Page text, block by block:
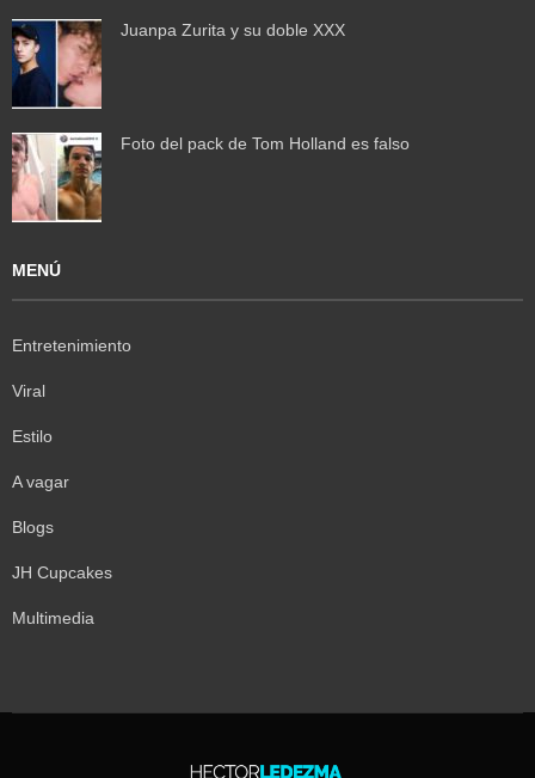
Juanpa Zurita y su doble XXX
Foto del pack de Tom Holland es falso
MENÚ
Entretenimiento
Viral
Estilo
A vagar
Blogs
JH Cupcakes
Multimedia